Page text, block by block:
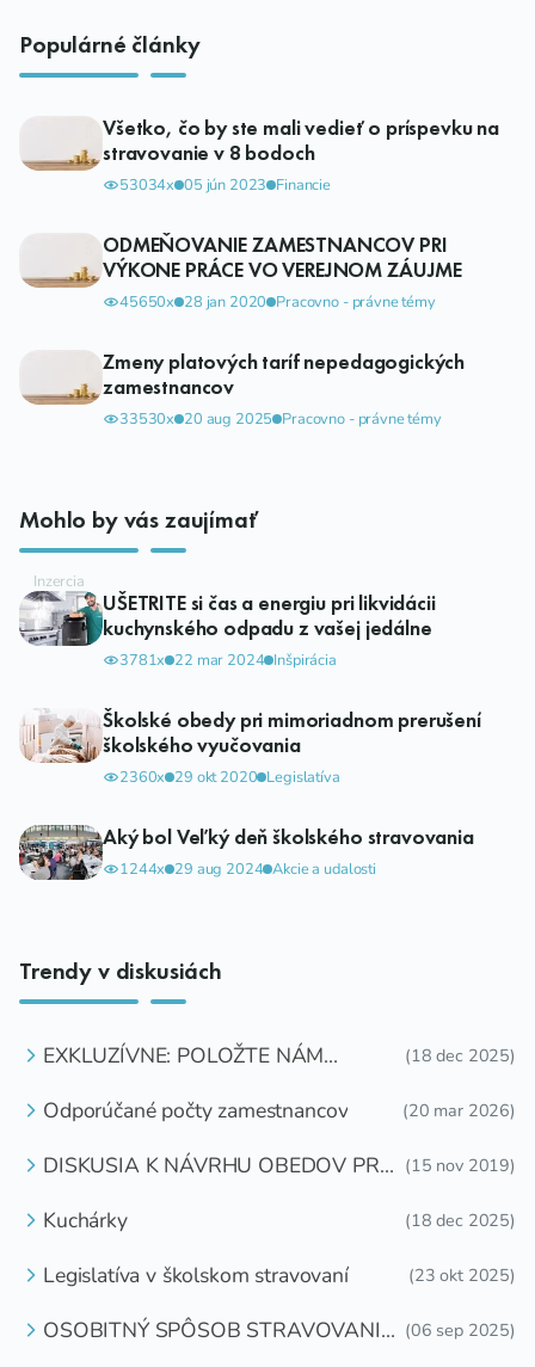
Populárné články
Všetko, čo by ste mali vedieť o príspevku na
stravovanie v 8 bodoch
53034x 05 jún 2023 Financie
ODMEŇOVANIE ZAMESTNANCOV PRI
VÝKONE PRÁCE VO VEREJNOM ZÁUJME
45650x 28 jan 2020 Pracovno - právne témy
Zmeny platových taríf nepedagogických
zamestnancov
33530x 20 aug 2025 Pracovno - právne témy
Mohlo by vás zaujímať
UŠETRITE si čas a energiu pri likvidácii
kuchynského odpadu z vašej jedálne
3781x 22 mar 2024 Inšpirácia
Školské obedy pri mimoriadnom prerušení
školského vyučovania
2360x 29 okt 2020 Legislatíva
Aký bol Veľký deň školského stravovania
1244x 29 aug 2024 Akcie a udalosti
Trendy v diskusiách
EXKLUZÍVNE: POLOŽTE NÁM
(18 dec 2025)
Odporúčané počty zamestnancov (20 mar 2026)
DISKUSIA K NÁVRHU OBEDOV PRE
(15 nov 2019)
Kuchárky (18 dec 2025)
Legislatíva v školskom stravovaní (23 okt 2025)
OSOBITNÝ SPÔSOB STRAVOVANIA (06 sep 2025)